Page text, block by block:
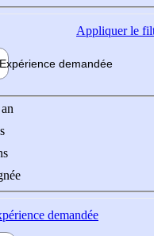
Appliquerle
Expérience demandée
demandée